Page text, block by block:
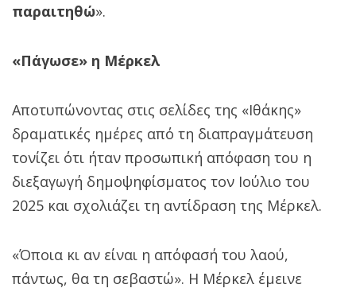
παραιτηθώ».
«Πάγωσε» η Μέρκελ
Αποτυπώνοντας στις σελίδες της «Ιθάκης»
δραματικές ημέρες από τη διαπραγμάτευση
τονίζει ότι ήταν προσωπική απόφαση του η
διεξαγωγή δημοψηφίσματος τον Ιούλιο του
2025 και σχολιάζει τη αντίδραση της Μέρκελ.
«Όποια κι αν είναι η απόφασή του λαού,
πάντως, θα τη σεβαστώ». Η Μέρκελ έμεινε